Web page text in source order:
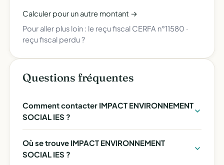
Calculer pour un autre montant →
Pour aller plus loin : le reçu fiscal CERFA n°11580 ·
reçu fiscal perdu ?
Questions fréquentes
Comment contacter IMPACT ENVIRONNEMENT
SOCIAL IES ?
Où se trouve IMPACT ENVIRONNEMENT
SOCIAL IES ?